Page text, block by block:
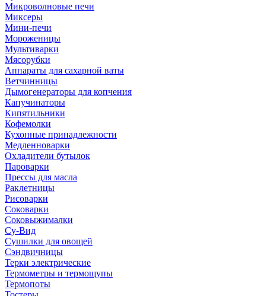
Микроволновые печи
Миксеры
Мини-печи
Мороженицы
Мультиварки
Мясорубки
Аппараты для сахарной ваты
Ветчинницы
Дымогенераторы для копчения
Капучинаторы
Кипятильники
Кофемолки
Кухонные принадлежности
Медленноварки
Охладители бутылок
Пароварки
Прессы для масла
Раклетницы
Рисоварки
Соковарки
Соковыжималки
Су-Вид
Сушилки для овощей
Сэндвичницы
Терки электрические
Термометры и термощупы
Термопоты